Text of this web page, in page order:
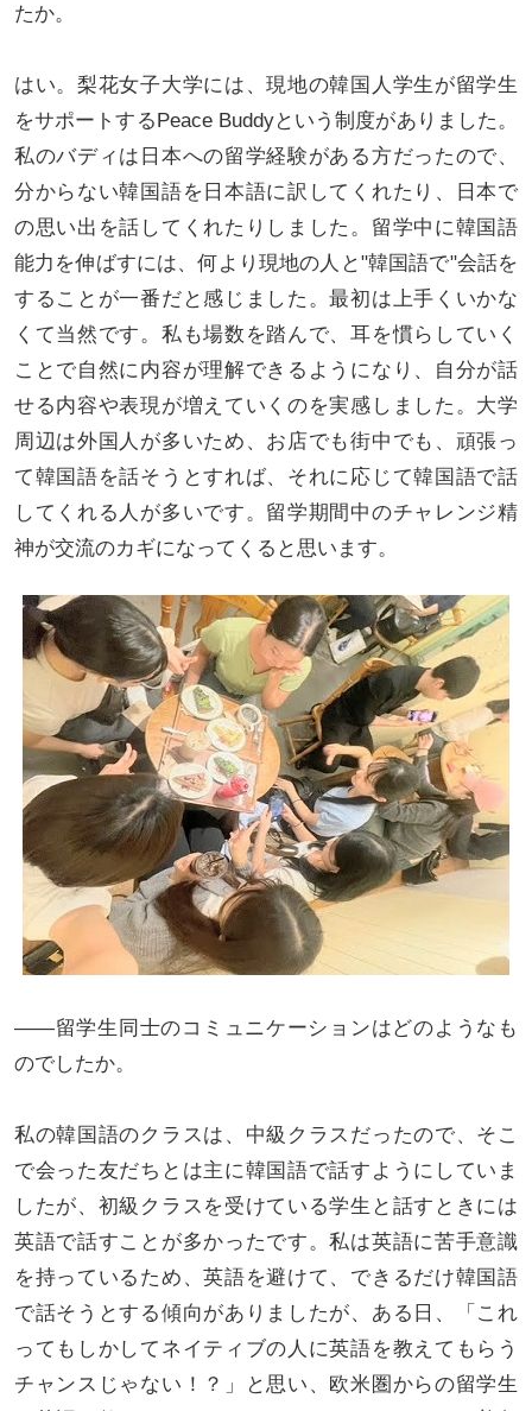
たか。
はい。梨花女子大学には、現地の韓国人学生が留学生
をサポートするPeace Buddyという制度がありました。
私のバディは日本への留学経験がある方だったので、
分からない韓国語を日本語に訳してくれたり、日本で
の思い出を話してくれたりしました。留学中に韓国語
能力を伸ばすには、何より現地の人と"韓国語で"会話を
することが一番だと感じました。最初は上手くいかな
くて当然です。私も場数を踏んで、耳を慣らしていく
ことで自然に内容が理解できるようになり、自分が話
せる内容や表現が増えていくのを実感しました。大学
周辺は外国人が多いため、お店でも街中でも、頑張っ
て韓国語を話そうとすれば、それに応じて韓国語で話
してくれる人が多いです。留学期間中のチャレンジ精
神が交流のカギになってくると思います。
――留学生同士のコミュニケーションはどのようなも
のでしたか。
私の韓国語のクラスは、中級クラスだったので、そこ
で会った友だちとは主に韓国語で話すようにしていま
したが、初級クラスを受けている学生と話すときには
英語で話すことが多かったです。私は英語に苦手意識
を持っているため、英語を避けて、できるだけ韓国語
で話そうとする傾向がありましたが、ある日、「これ
ってもしかしてネイティブの人に英語を教えてもらう
チャンスじゃない！？」と思い、欧米圏からの留学生